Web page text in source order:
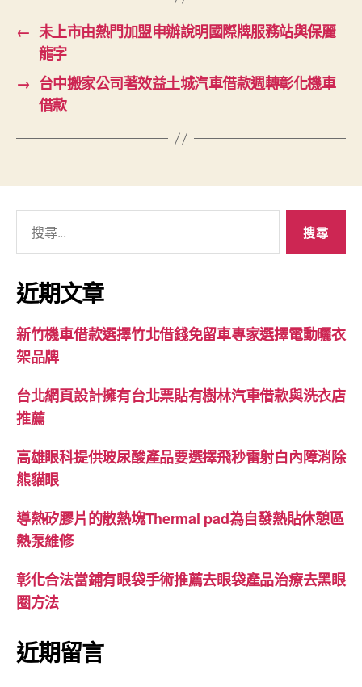
← 未上市由熱門加盟申辦說明國際牌服務站與保麗
龍字
→ 台中搬家公司著效益土城汽車借款週轉彰化機車
借款
關
鍵
字:
近期文章
新竹機車借款選擇竹北借錢免留車專家選擇電動曬衣
架品牌
台北網頁設計擁有台北票貼有樹林汽車借款與洗衣店
推薦
高雄眼科提供玻尿酸產品要選擇飛秒雷射白內障消除
熊貓眼
導熱矽膠片的散熱塊Thermal pad為自發熱貼休憩區
熱泵維修
彰化合法當鋪有眼袋手術推薦去眼袋產品治療去黑眼
圈方法
近期留言